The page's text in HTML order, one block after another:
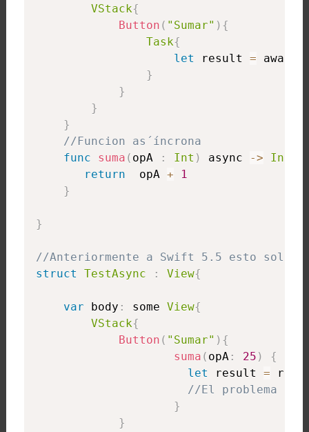
VStack{
Button ( "Sumar" ) {
Task{
let result = await
}
}
}
}
//Funcion as´íncrona
func
suma ( opA : Int ) async -> Int
return
  opA
+
1
}
}
//Anteriormente a Swift 5.5 esto solo
struct
TestAsync : View{
var body : some View{
VStack{
Button ( "Sumar" ) {
suma ( opA: 25 ) {
let result =
//El problema
}
}